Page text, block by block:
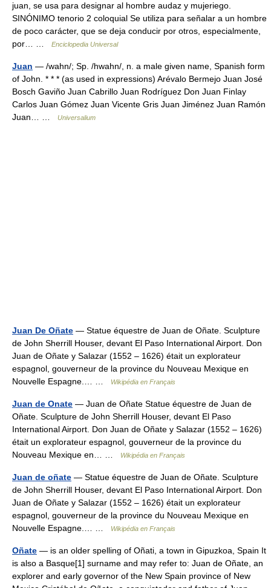
juan, se usa para designar al hombre audaz y mujeriego.
SINÓNIMO tenorio 2 coloquial Se utiliza para señalar a un hombre
de poco carácter, que se deja conducir por otros, especialmente,
por… …
Enciclopedia Universal
Juan — /wahn/; Sp. /hwahn/, n. a male given name, Spanish form
of John. * * * (as used in expressions) Arévalo Bermejo Juan José
Bosch Gaviño Juan Cabrillo Juan Rodríguez Don Juan Finlay
Carlos Juan Gómez Juan Vicente Gris Juan Jiménez Juan Ramón
Juan… …
Universalium
Juan De Oñate — Statue équestre de Juan de Oñate. Sculpture
de John Sherrill Houser, devant El Paso International Airport. Don
Juan de Oñate y Salazar (1552 – 1626) était un explorateur
espagnol, gouverneur de la province du Nouveau Mexique en
Nouvelle Espagne.… …
Wikipédia en Français
Juan de Onate — Juan de Oñate Statue équestre de Juan de
Oñate. Sculpture de John Sherrill Houser, devant El Paso
International Airport. Don Juan de Oñate y Salazar (1552 – 1626)
était un explorateur espagnol, gouverneur de la province du
Nouveau Mexique en… …
Wikipédia en Français
Juan de oñate — Statue équestre de Juan de Oñate. Sculpture
de John Sherrill Houser, devant El Paso International Airport. Don
Juan de Oñate y Salazar (1552 – 1626) était un explorateur
espagnol, gouverneur de la province du Nouveau Mexique en
Nouvelle Espagne.… …
Wikipédia en Français
Oñate — is an older spelling of Oñati, a town in Gipuzkoa, Spain It
is also a Basque[1] surname and may refer to: Juan de Oñate, an
explorer and early governor of the New Spain province of New